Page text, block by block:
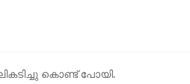
കൊണ്ട് പോയി.